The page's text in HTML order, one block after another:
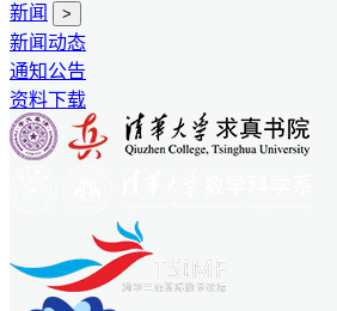
新闻
>
新闻动态
通知公告
资料下载